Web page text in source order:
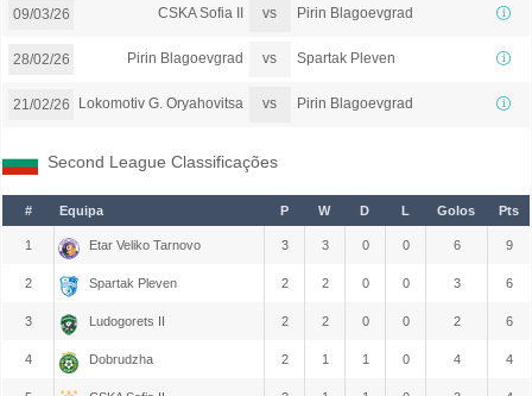
09/03/26 CSKA Sofia II vs Pirin Blagoevgrad
28/02/26 Pirin Blagoevgrad vs Spartak Pleven
21/02/26 Lokomotiv G. Oryahovitsa vs Pirin Blagoevgrad
Second League Classificações
# Equipa P W D L Golos Pts
1 Etar Veliko Tarnovo 3 3 0 0 6 9
2 Spartak Pleven 2 2 0 0 3 6
3 Ludogorets II 2 2 0 0 2 6
4 Dobrudzha 2 1 1 0 4 4